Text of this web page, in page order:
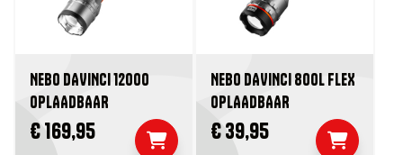
NEBO DAVINCI 12000
OPLAADBAAR
€ 169,95
NEBO DAVINCI 800L FLEX
OPLAADBAAR
€ 39,95